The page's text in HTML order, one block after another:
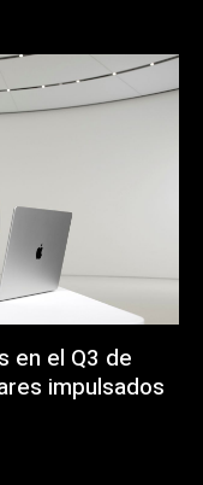
en el Q3 de
impulsados